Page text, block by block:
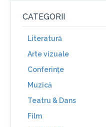
CATEGORII
Literatură
Arte vizuale
Conferinţe
Muzică
Teatru & Dans
Film